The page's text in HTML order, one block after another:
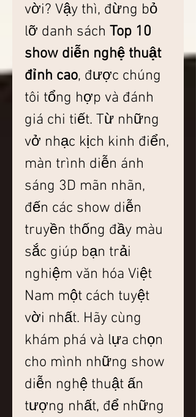
vời? Vậy thì, đừng bỏ
lỡ danh sách Top 10
show diễn nghệ thuật
đỉnh cao, được chúng
tôi tổng hợp và đánh
giá chi tiết. Từ những
vở nhạc kịch kinh điển,
màn trình diễn ánh
sáng 3D mãn nhãn,
đến các show diễn
truyền thống đầy màu
sắc giúp bạn trải
nghiệm văn hóa Việt
Nam một cách tuyệt
vời nhất. Hãy cùng
khám phá và lựa chọn
cho mình những show
diễn nghệ thuật ấn
tượng nhất, để những